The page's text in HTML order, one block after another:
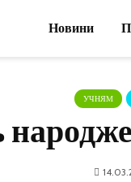
Новини
УЧНЯМ